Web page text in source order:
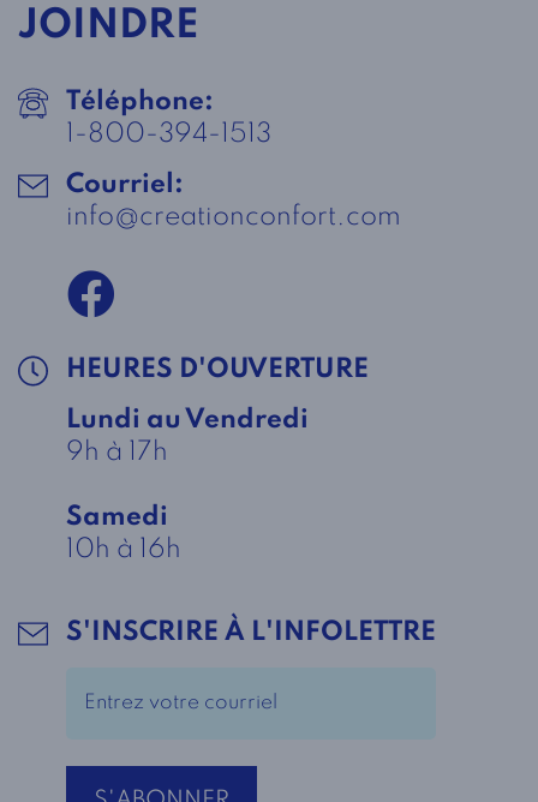
JOINDRE
Téléphone:
1-800-394-1513
Courriel:
info@creationconfort.com
HEURES D'OUVERTURE
Lundi au Vendredi
9h à 17h
Samedi
10h à 16h
S'INSCRIRE À L'INFOLETTRE